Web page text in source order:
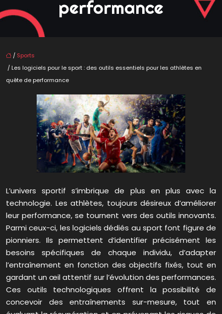
performance
/ Sports
/ Les logiciels pour le sport : des outils essentiels pour les athlètes en
quête de performance
L’univers sportif s’imbrique de plus en plus avec la
technologie. Les athlètes, toujours désireux d’améliorer
leur performance, se tournent vers des outils innovants.
Parmi ceux-ci, les logiciels dédiés au sport font figure de
pionniers. Ils permettent d’identifier précisément les
besoins spécifiques de chaque individu, d’adapter
l’entraînement en fonction des objectifs fixés, tout en
gardant un œil attentif sur l’évolution des performances.
Ces outils technologiques offrent la possibilité de
concevoir des entraînements sur-mesure, tout en